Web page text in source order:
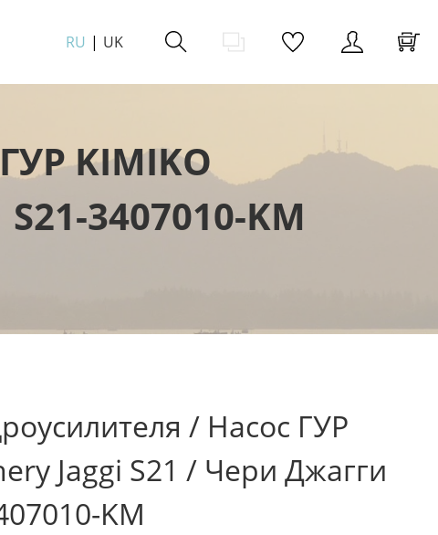
RU UK
KIMIKO
3407010-KM
/ Насос ГУР
Jaggi S21 / Чери Джагги
KM